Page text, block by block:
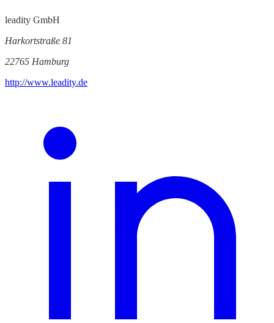
leadity GmbH
Harkortstraße 81
22765 Hamburg
http://www.leadity.de